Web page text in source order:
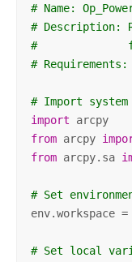
# Name:
# Description:
#
#
# Import system
import
arcpy
from arcpy
from arcpy.sa
# Set
env.workspace =
# Set local